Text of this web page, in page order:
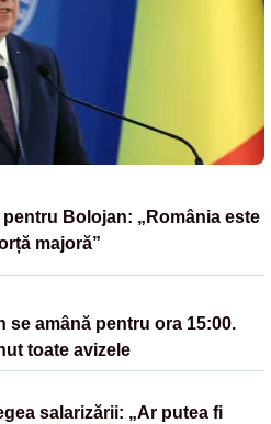
pentru Bolojan: „România este
majoră”
se amână pentru ora 15:00.
toate avizele
salarizării: „Ar putea fi